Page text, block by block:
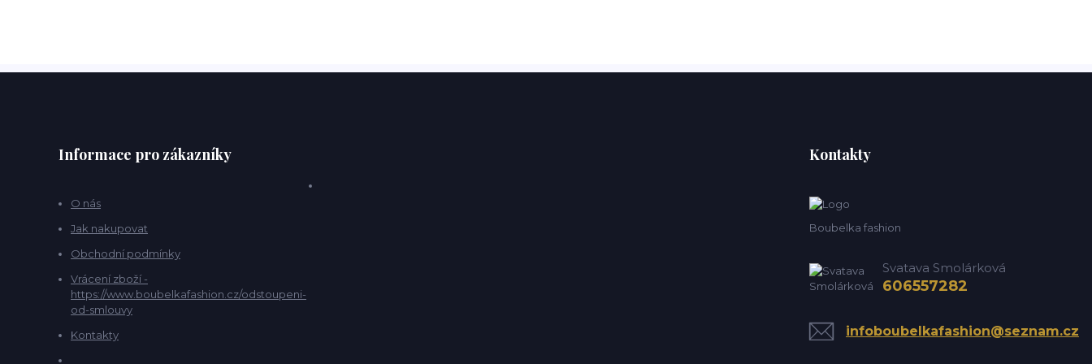
Informace pro zákazníky
O nás
Jak nakupovat
Obchodní podmínky
Vrácení zboží -
https://www.boubelkafashion.cz/odstoupeni-
od-smlouvy
Kontakty
Kontakty
Boubelka fashion
Svatava Smolárková
606557282
infoboubelkafashion@seznam.cz